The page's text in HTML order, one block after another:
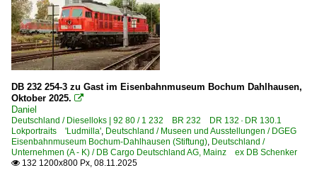
Göltzschtalbrücke
Signaltechnik/Sicherungstechnik
Stellwerke
Wassertürme und -kräne
Dampfloks
BR 03 DB 003 · DR 03.2
BR 18.2 · 02 0201 ·DR-Reko-Schnellfahrlok·
BR 50 DR 50.35-37 ·DR-Rekolok·
DB 232 254-3 zu Gast im Eisenbahnmuseum Bochum Dahlhausen,
Oktober 2025. 
Daniel
Deutschland / Dieselloks | 92 80 / 1 232 BR 232 DR 132 · DR 130.1
Lokportraits 'Ludmilla', Deutschland / Museen und Ausstellungen / DGEG
Eisenbahnmuseum Bochum-Dahlhausen (Stiftung), Deutschland /
Unternehmen (A - K) / DB Cargo Deutschland AG, Mainz ex DB Schenker
 132 1200x800 Px, 08.11.2025